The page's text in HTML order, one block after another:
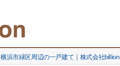
横浜市緑区周辺の一戸建て｜株式会社billion